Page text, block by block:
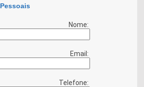
Nome:
Email:
Telefone: